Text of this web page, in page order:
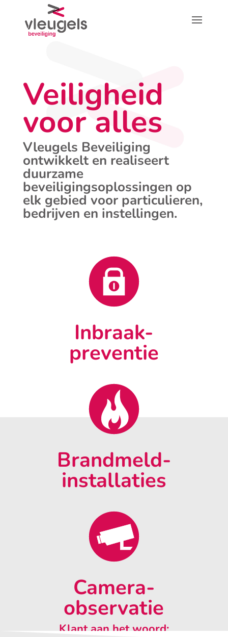
Veiligheid
voor alles
Vleugels Beveiliging
ontwikkelt en realiseert
duurzame
beveiligingsoplossingen op
elk gebied voor particulieren,
bedrijven en instellingen.
Inbraak-
preventie
Brandmeld-
installaties
Camera-
observatie
Klant aan het woord: